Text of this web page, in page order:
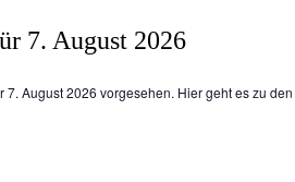
7. August 2026
7. August 2026 vorgesehen. Hier geht es zu den